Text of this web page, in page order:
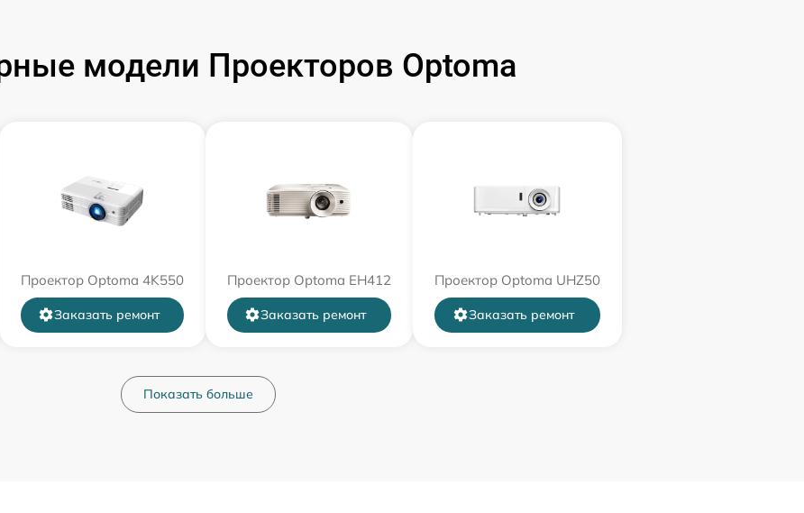
модели Проекторов Optoma
Проектор Optoma 4K550
Заказать ремонт
Проектор Optoma EH412
Заказать ремонт
Проектор Optoma UHZ50
Заказать ремонт
Показать больше